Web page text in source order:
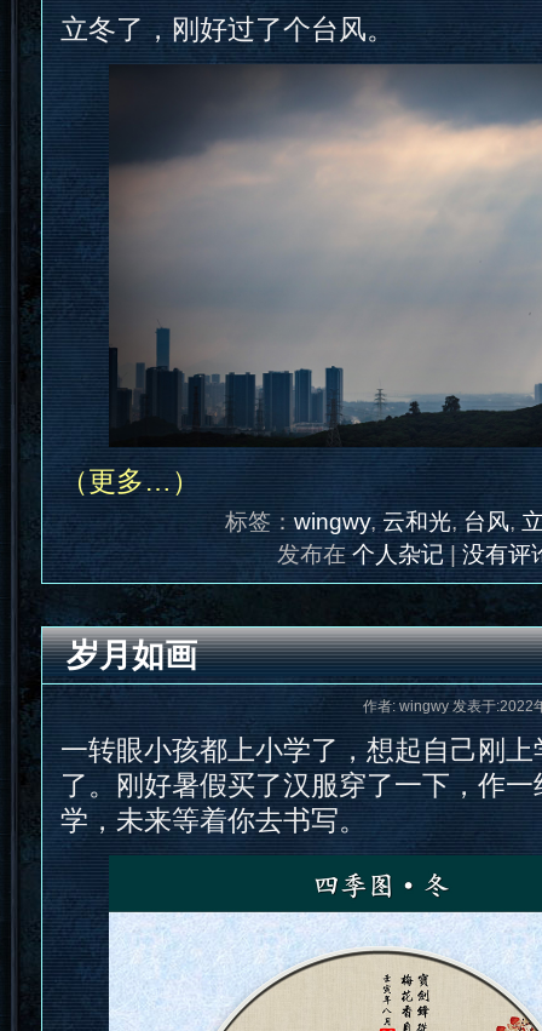
立冬了，刚好过了个台风。
（更多…）
标签： wingwy,云和光,台风,
发布在个人杂记|没有评
岁月如画
作者: wingwy 发表于:2022
一转眼小孩都上小学了，想起自己刚
了。刚好暑假买了汉服穿了一下，作
学，未来等着你去书写。